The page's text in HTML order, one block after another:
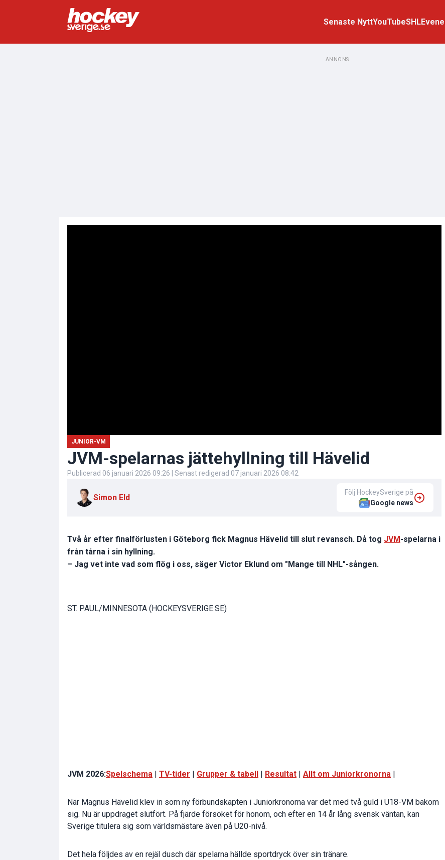
Senaste NyttYouTubeSHL
ANNONS
JUNIOR-VM
JVM-spelarnas jättehyllning till Hävelid
Publicerad 06 januari 2026 09:26 | Senast redigerad 07 januari 2026 08:42
Simon Eld
Följ HockeySverige på
Google news
Två år efter finalförlusten i Göteborg fick Magnus Hävelid till slut revansch. Då tog JVM -spelarna i
från tårna i sin hyllning.
– Jag vet inte vad som flög i oss, säger Victor Eklund om "Mange till NHL"-sången.
ST. PAUL/MINNESOTA (HOCKEYSVERIGE.SE)
JVM 2026:Spelschema TV-tider Grupper & tabell Resultat Allt om Juniorkronorna
När Magnus Hävelid klev in som ny förbundskapten i Juniorkronorna var det med två guld i U18-VM bakom
sig. Nu är uppdraget slutfört. På fjärde försöket för honom, och efter en 14 år lång svensk väntan, kan
Sverige titulera sig som världsmästare även på U20-nivå.
Det hela följdes av en rejäl dusch där spelarna hällde sportdryck över sin tränare.